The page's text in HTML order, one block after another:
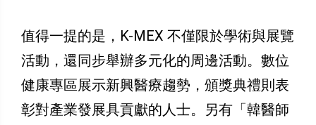
值得一提的是，K-MEX 不僅限於學術與展覽
活動，還同步舉辦多元化的周邊活動。數位
健康專區展示新興醫療趨勢，頒獎典禮則表
彰對產業發展具貢獻的人士。另有「韓醫師